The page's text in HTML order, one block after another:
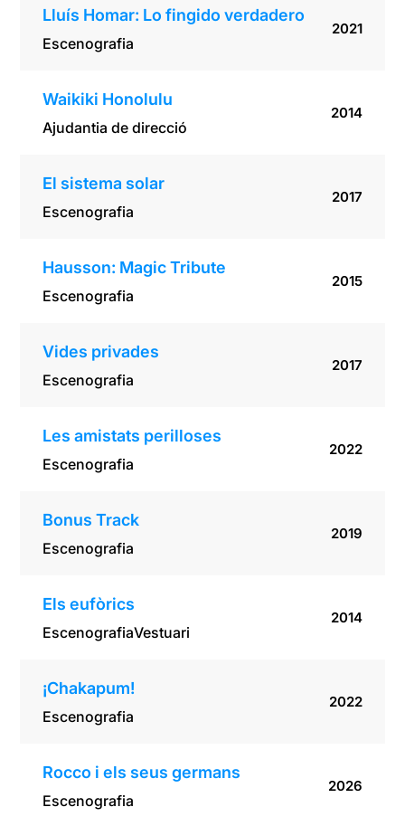
Lluís Homar: Lo fingido verdadero
Escenografia
2021
Waikiki Honolulu
Ajudantia de direcció
2014
El sistema solar
Escenografia
2017
Hausson: Magic Tribute
Escenografia
2015
Vides privades
Escenografia
2017
Les amistats perilloses
Escenografia
2022
Bonus Track
Escenografia
2019
Els eufòrics
EscenografiaVestuari
2014
¡Chakapum!
Escenografia
2022
Rocco i els seus germans
Escenografia
2026